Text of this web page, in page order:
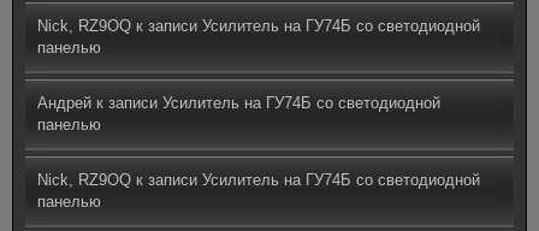
Nick, RZ9OQ к записи Усилитель на ГУ74Б со светодиодной
панелью
Андрей к записи Усилитель на ГУ74Б со светодиодной
панелью
Nick, RZ9OQ к записи Усилитель на ГУ74Б со светодиодной
панелью